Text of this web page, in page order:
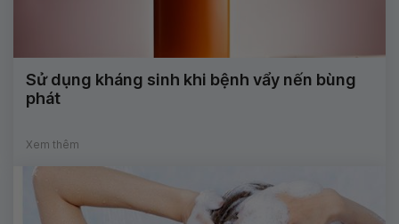
Sử dụng kháng sinh khi bệnh vẩy nến bùng
phát
Xem thêm